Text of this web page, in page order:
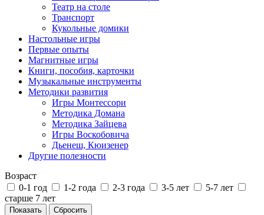
Театр на столе
Транспорт
Кукольные домики
Настольные игры
Первые опыты
Магнитные игры
Книги, пособия, карточки
Музыкальные инструменты
Методики развития
Игры Монтессори
Методика Домана
Методика Зайцева
Игры Воскобовича
Дьенеш, Кюизенер
Другие полезности
Возраст
0-1 год
1-2 года 2-3 года 3-5 лет
5-7 лет
старше 7 лет